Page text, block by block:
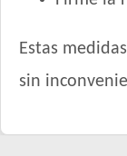
Nutrique Young
Estas
sin